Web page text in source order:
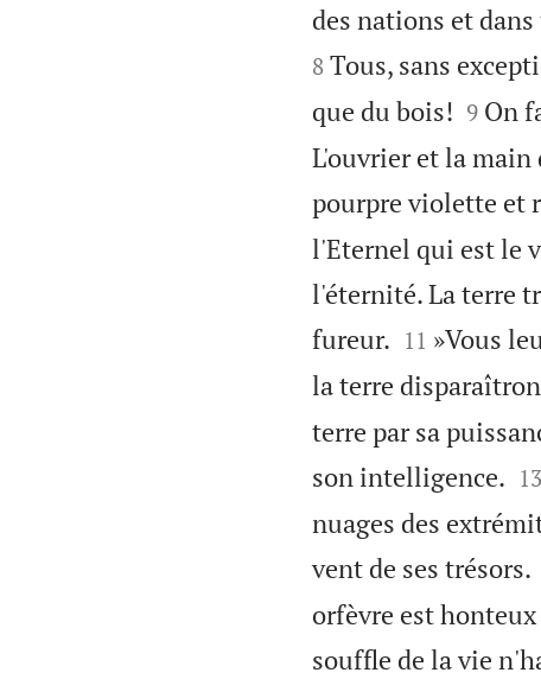
des nations et
8 Tous, sans
que du bois!
9 On
L'ouvrier et la main
pourpre violette et
l'Eternel qui est le
l'éternité. La terre
fureur.
11 »Vous
la terre
terre par sa
son intelligence.
13
nuages des
vent de ses trésors.
orfèvre est
souffle de la vie